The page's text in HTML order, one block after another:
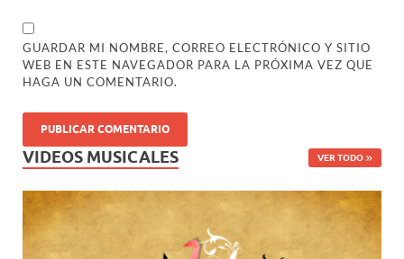
GUARDAR MI NOMBRE, CORREO ELECTRÓNICO Y SITIO
WEB EN ESTE NAVEGADOR PARA LA PRÓXIMA VEZ QUE
HAGA UN COMENTARIO.
VIDEOS MUSICALES VER TODO